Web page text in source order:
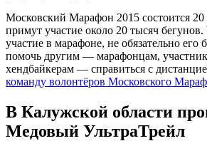
Московский Марафон 2015 состоится 20
примут участие около 20 тысяч
участие в марафоне, не обязательно
помочь другим — марафонцам,
хендбайкерам — справиться с
команду волонтёров Московского
В Калужской области
Медовый УльтраТрейл